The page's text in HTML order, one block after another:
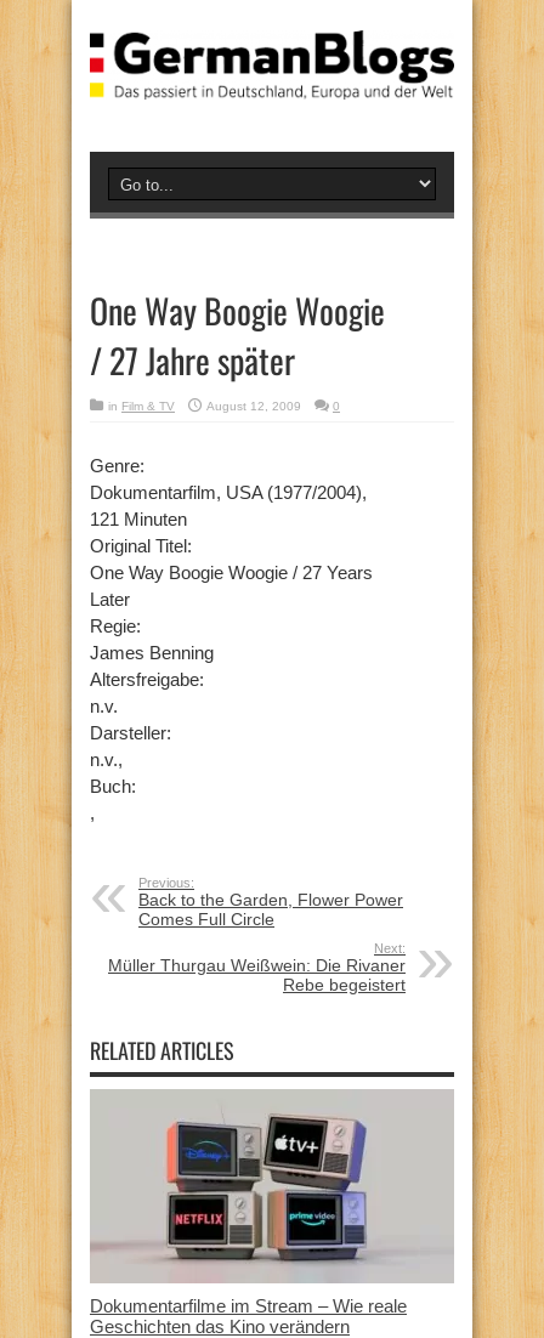
One Way Boogie Woogie
/ 27 Jahre später
in Film & TV August 12, 2009 0
Genre:
Dokumentarfilm, USA (1977/2004),
121 Minuten
Original Titel:
One Way Boogie Woogie / 27 Years
Later
Regie:
James Benning
Altersfreigabe:
n.v.
Darsteller:
n.v.,
Buch:
,
Previous:
Back to the Garden, Flower Power
Comes Full Circle
Next:
Müller Thurgau Weißwein: Die Rivaner
Rebe begeistert
RELATED ARTICLES
Dokumentarfilme im Stream – Wie reale
Geschichten das Kino verändern